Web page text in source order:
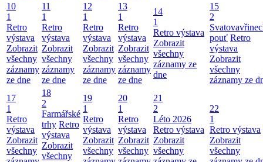
10
1
Retro
výstava
Zobrazit
všechny
záznamy
ze dne
11
1
Retro
výstava
Zobrazit
všechny
záznamy
ze dne
12
1
Retro
výstava
Zobrazit
všechny
záznamy
ze dne
13
1
Retro
výstava
Zobrazit
všechny
záznamy
ze dne
14
1
Retro výstava
Zobrazit
všechny
záznamy ze
dne
15
2
pouť Retro
výstava
Zobrazit
všechny
záznamy ze
17
1
Retro
výstava
Zobrazit
všechny
18
2
Farmářské
trhy Retro
výstava
Zobrazit
všechny
19
1
Retro
výstava
Zobrazit
všechny
20
1
Retro
výstava
Zobrazit
všechny
21
2
Léto 2026
Retro výstava
Zobrazit
všechny
22
1
Retro výstava
Zobrazit
všechny